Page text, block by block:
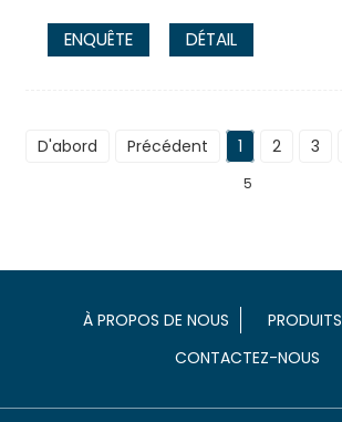
ENQUÊTE DÉTAIL
D'abord Précédent 1 2 3
5
À PROPOS DE NOUS PRODUITS
CONTACTEZ-NOUS